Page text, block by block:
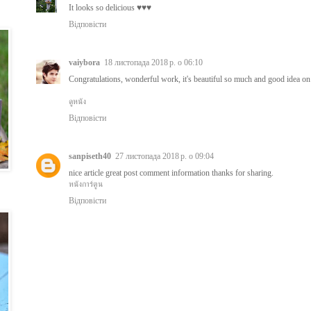
It looks so delicious ♥♥♥
Відповісти
vaiybora 18 листопада 2018 р. о 06:10
Congratulations, wonderful work, it's beautiful so much and good idea on
ดูหนัง
Відповісти
sanpiseth40 27 листопада 2018 р. о 09:04
nice article great post comment information thanks for sharing.
หนังการ์ตูน
Відповісти